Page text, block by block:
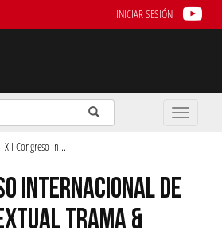
INICIAR SESIÓN
Enviar
Buscar
Toggle
XII Congreso In...
INTERNACIONAL DE
TRAMA &